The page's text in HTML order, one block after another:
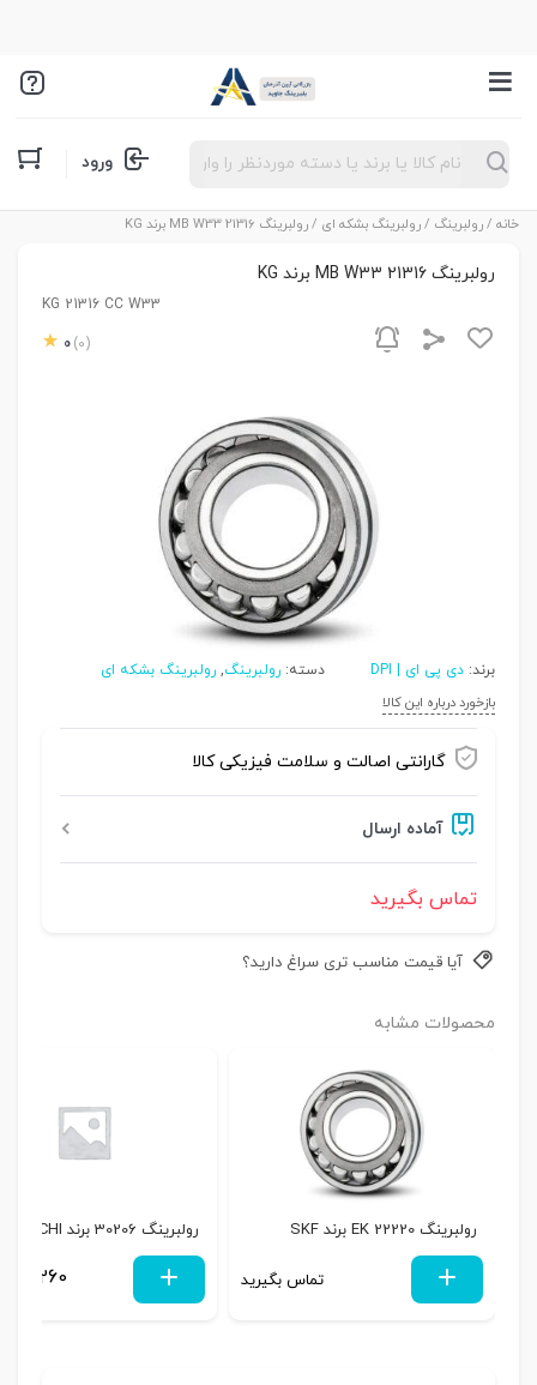
Products
search ورود
خانه /رولبرینگ /رولبرینگ بشکه ای / رولبرینگ 21316 MB W33 برند KG
رولبرینگ 21316 MB W33 برند KG
KG 21316 CC W33
0 (0)
برند: دی پی ای | DPI دسته:رولبرینگ,رولبرینگ بشکه ای
بازخورد درباره این کالا
گارانتی اصالت و سلامت فیزیکی کالا
آماده ارسال
تماس بگیرید
آیا قیمت مناسب تری سراغ دارید؟
محصولات مشابه
رولبرینگ 22220 EK برند SKF
تماس بگیرید
رولبرینگ 30206 برند NACHI
370,260